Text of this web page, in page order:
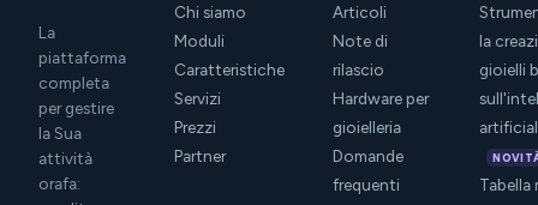
La
piattaforma
completa
per gestire
la Sua
attività
orafa:
Chi siamo
Moduli
Caratteristiche
Servizi
Prezzi
Partner
Articoli
Note di
rilascio
Hardware per
gioielleria
Domande
frequenti
la
gioielli
Tabella